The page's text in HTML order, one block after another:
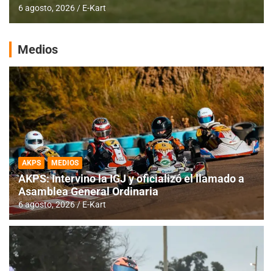
6 agosto, 2026 E-Kart
Medios
AKPS MEDIOS
AKPS: Intervino la IGJ y oficializó el llamado a
Asamblea General Ordinaria
6 agosto, 2026 E-Kart